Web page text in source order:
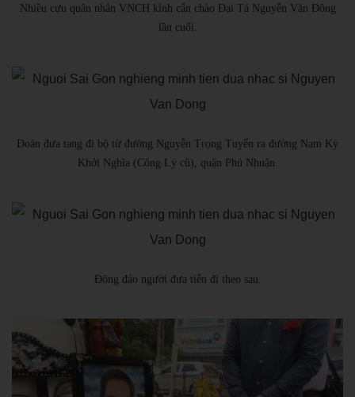
Nhiều cựu quân nhân VNCH kính cẩn chào Đại Tá Nguyễn Văn Đông
lần cuối.
Đoàn đưa tang đi bộ từ đường Nguyễn Trọng Tuyển ra đường Nam Kỳ
Khởi Nghĩa (Công Lý cũ), quận Phú Nhuận.
Đông đảo người đưa tiễn đi theo sau.